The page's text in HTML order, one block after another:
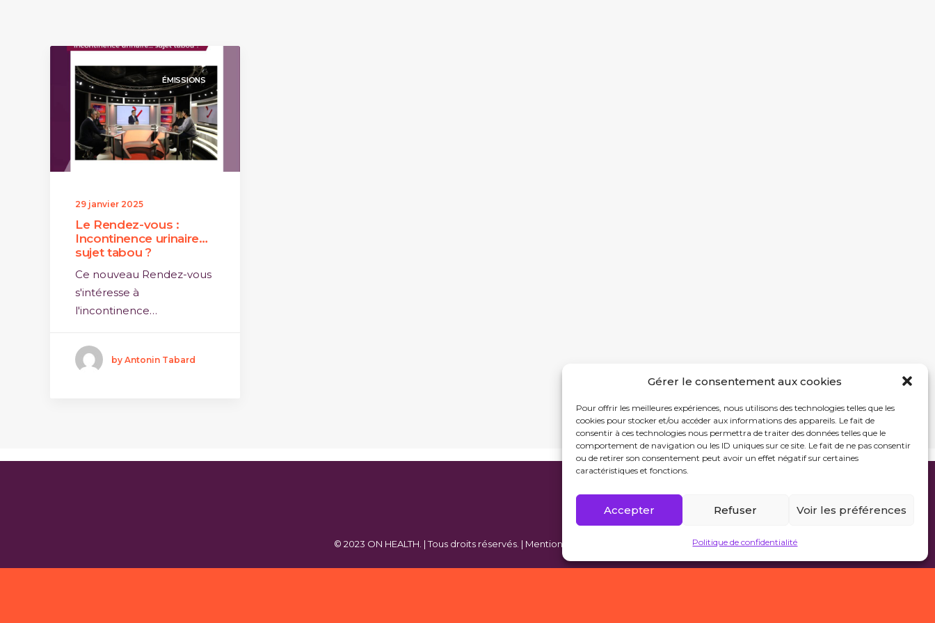
Gérer le consentement aux cookies
Pour offrir les meilleures expériences, nous utilisons des technologies telles que les
cookies pour stocker et/ou accéder aux informations des appareils. Le fait de
consentir à ces technologies nous permettra de traiter des données telles que le
comportement de navigation ou les ID uniques sur ce site. Le fait de ne pas consentir
ou de retirer son consentement peut avoir un effet négatif sur certaines
caractéristiques et fonctions.
Accepter Refuser Voir les préférences
Politique de confidentialité
ÉMISSIONS
29 janvier 2025
Le Rendez-vous :
Incontinence urinaire…
sujet tabou ?
Ce nouveau Rendez-vous
s'intéresse à
l'incontinence…
by Antonin Tabard
© 2023 ON HEALTH. | Tous droits réservés. | Mentions légales